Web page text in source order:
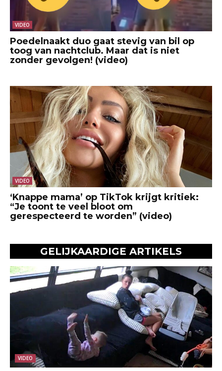
VIDEO
Poedelnaakt duo gaat stevig van bil op
toog van nachtclub. Maar dat is niet
zonder gevolgen! (video)
VIDEO
‘Knappe mama’ op TikTok krijgt kritiek:
“Je toont te veel bloot om
gerespecteerd te worden” (video)
GELIJKAARDIGE ARTIKELS
VIDEO